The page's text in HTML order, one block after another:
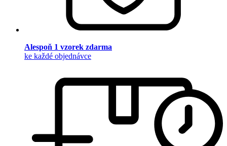
Alespoň 1 vzorek zdarma
ke každé objednávce